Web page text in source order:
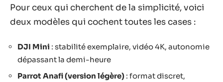
Pour ceux qui cherchent de la simplicité, voici
deux modèles qui cochent toutes les cases :
DJI Mini : stabilité exemplaire, vidéo 4K, autonomie
dépassant la demi-heure
Parrot Anafi (version légère) : format discret,